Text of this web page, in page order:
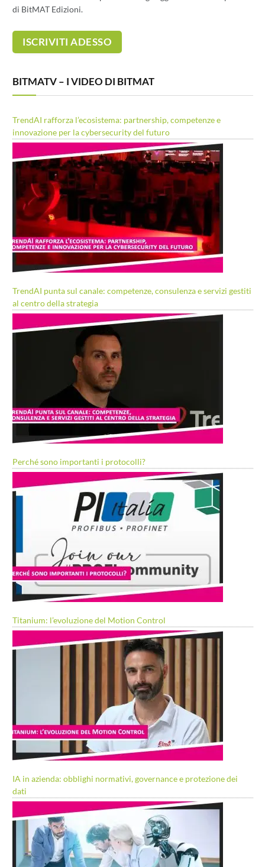
di BitMAT Edizioni.
BITMATV – I VIDEO DI BITMAT
TrendAI rafforza l’ecosistema: partnership, competenze e
innovazione per la cybersecurity del futuro
TrendAI punta sul canale: competenze, consulenza e servizi gestiti
al centro della strategia
Perché sono importanti i protocolli?
Titanium: l’evoluzione del Motion Control
IA in azienda: obblighi normativi, governance e protezione dei
dati